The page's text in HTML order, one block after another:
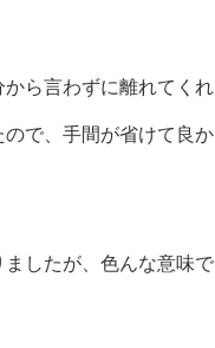
ら言わずに離れてくれ
で、手間が省けて良か
したが、色んな意味で